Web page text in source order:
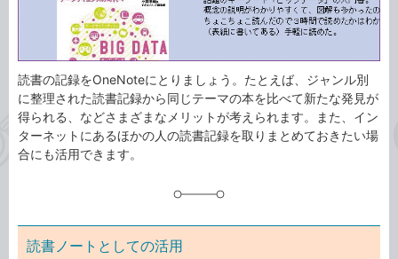
読書の記録をOneNoteにとりましょう。たとえば、ジャンル別
に整理された読書記録から同じテーマの本を比べて新たな発見が
得られる、などさまざまなメリットが考えられます。また、イン
ターネットにあるほかの人の読書記録を取りまとめておきたい場
合にも活用できます。
読書ノートとしての活用